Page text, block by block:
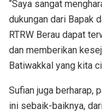
“Saya sangat
dukungan dari Bapak
RTRW Berau dapat
dan memberikan
Batiwakkal yang kita
Sufian juga berharap,
ini sebaik-baiknya,